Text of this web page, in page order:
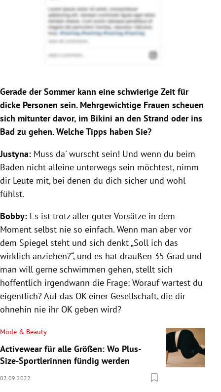
Gerade der Sommer kann eine schwierige Zeit für
dicke Personen sein. Mehrgewichtige Frauen scheuen
sich mitunter davor, im Bikini an den Strand oder ins
Bad zu gehen. Welche Tipps haben Sie?
Justyna: Muss da' wurscht sein! Und wenn du beim
Baden nicht alleine unterwegs sein möchtest, nimm
dir Leute mit, bei denen du dich sicher und wohl
fühlst.
Bobby: Es ist trotz aller guter Vorsätze in dem
Moment selbst nie so einfach. Wenn man aber vor
dem Spiegel steht und sich denkt „Soll ich das
wirklich anziehen?“, und es hat draußen 35 Grad und
man will gerne schwimmen gehen, stellt sich
hoffentlich irgendwann die Frage: Worauf wartest du
eigentlich? Auf das OK einer Gesellschaft, die dir
ohnehin nie ihr OK geben wird?
Mode & Beauty
Activewear für alle Größen: Wo Plus-
Size-Sportlerinnen fündig werden
02.09.2022